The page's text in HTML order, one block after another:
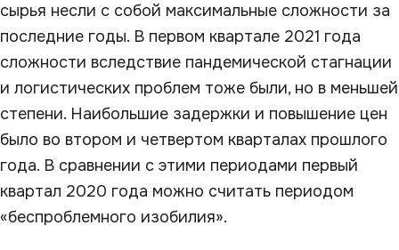
сырья несли с собой максимальные сложности за
последние годы. В первом квартале 2021 года
сложности вследствие пандемической стагнации
и логистических проблем тоже были, но в меньшей
степени. Наибольшие задержки и повышение цен
было во втором и четвертом кварталах прошлого
года. В сравнении с этими периодами первый
квартал 2020 года можно считать периодом
«беспроблемного изобилия».